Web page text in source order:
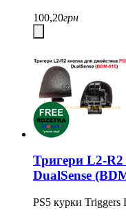
100,20грн
Тригери L2-
DualSense
PS5 курки